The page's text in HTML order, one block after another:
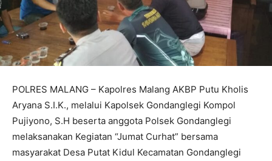
POLRES MALANG – Kapolres Malang AKBP Putu Kholis
Aryana S.I.K., melalui Kapolsek Gondanglegi Kompol
Pujiyono, S.H beserta anggota Polsek Gondanglegi
melaksanakan Kegiatan “Jumat Curhat” bersama
masyarakat Desa Putat Kidul Kecamatan Gondanglegi